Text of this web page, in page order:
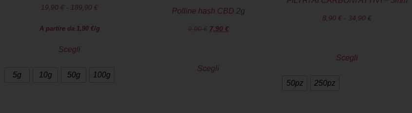
19,90 € - 189,90 €
A partire da 1,90 €/g
Scegli
5g 10g 50g 100g
Polline hash CBD 2g
9,90€ 7,90 €
Scegli
8,90 € - 34,90 €
Scegli
50pz 250pz